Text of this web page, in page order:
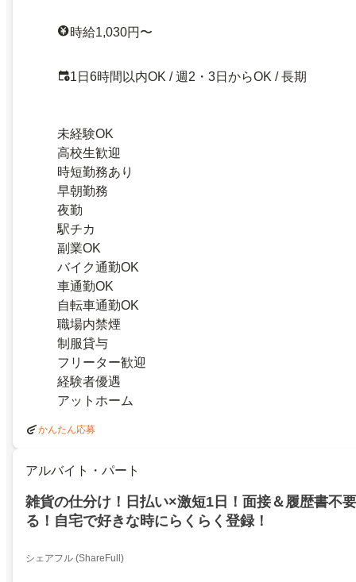
時給1,030円〜
1日6時間以内OK / 週2・3日からOK / 長期
未経験OK
高校生歓迎
時短勤務あり
早朝勤務
夜勤
駅チカ
副業OK
バイク通勤OK
車通勤OK
自転車通勤OK
職場内禁煙
制服貸与
フリーター歓迎
経験者優遇
アットホーム
かんたん応募
アルバイト・パート
雑貨の仕分け！日払い×激短1日！面接＆履歴書不
る！自宅で好きな時にらくらく登録！
シェアフル (ShareFull)